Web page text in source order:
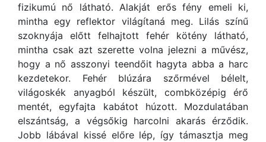
fizikumú nő látható. Alakját erős fény emeli ki,
mintha egy reflektor világítaná meg. Lilás színű
szoknyája előtt felhajtott fehér kötény látható,
mintha csak azt szerette volna jelezni a művész,
hogy a nő asszonyi teendőit hagyta abba a harc
kezdetekor. Fehér blúzára szőrmével bélelt,
világoskék anyagból készült, combközépig érő
mentét, egyfajta kabátot húzott. Mozdulatában
elszántság, a végsőkig harcolni akarás érződik.
Jobb lábával kissé előre lép, így támasztja meg